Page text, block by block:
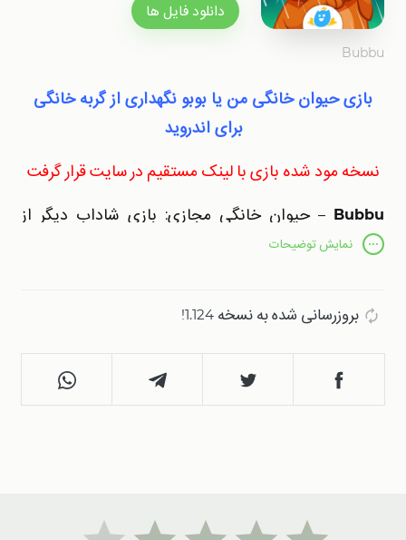
دانلود فایل ها
Bubbu
بازی حیوان خانگی من یا بوبو نگهداری از گربه خانگی
برای اندروید
نسخه مود شده بازی با لینک مستقیم در سایت قرار گرفت
Bubbu – حیوان خانگی مجازی: بازی شاداب دیگر از
پرداخت درون برنامه‌ای را نیز داراست. می‌توانید این
را به همراه نسخه مود شده آن از میهن اپ در ایران دانلود
کنید. در این بازی، به دنیای یک گربه بامزه به نام
مسئولیت‌های زیادی دارید. باید از او مراقبت کنید، غذا
نمایش توضیحات
بروزرسانی شده به نسخه 1.124!